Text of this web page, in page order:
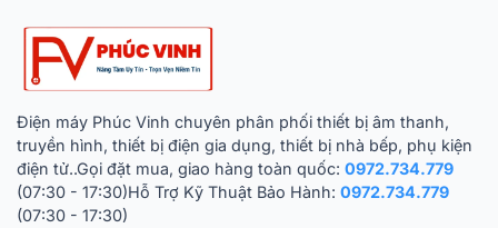
Điện máy Phúc Vinh chuyên phân phối thiết bị âm thanh,
truyền hình, thiết bị điện gia dụng, thiết bị nhà bếp, phụ kiện
điện tử..Gọi đặt mua, giao hàng toàn quốc: 0972.734.779
(07:30 - 17:30)Hỗ Trợ Kỹ Thuật Bảo Hành: 0972.734.779
(07:30 - 17:30)